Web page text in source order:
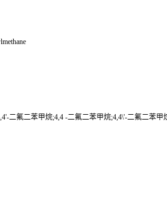
二氟二苯甲烷;4,4 -二氟二苯甲烷;4,4\'-二氟二苯